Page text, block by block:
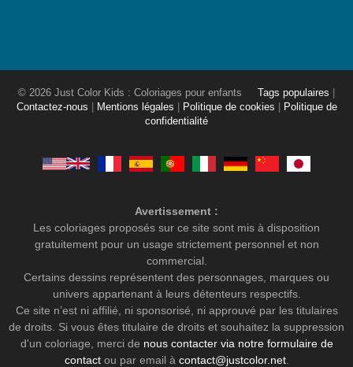
© 2026 Just Color Kids : Coloriages pour enfants Tags populaires
Contactez-nous
Mentions légales Politique de cookies
Politique de
confidentialité
Avertissement :
Les coloriages proposés sur ce site sont mis à disposition
gratuitement pour un usage strictement personnel et non
commercial.
Certains dessins représentent des personnages, marques ou
univers appartenant à leurs détenteurs respectifs.
Ce site n’est ni affilié, ni sponsorisé, ni approuvé par les titulaires
de droits. Si vous êtes titulaire de droits et souhaitez la suppression
d'un coloriage, merci de nous contacter via notre formulaire de
contactou par email à contact@justcolor.net.